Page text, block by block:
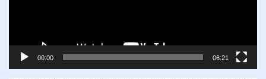
00:00 06:21